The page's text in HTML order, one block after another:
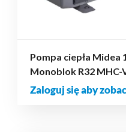
Pompa ciepła Midea
Monoblok R32 MHC-
Zaloguj się aby